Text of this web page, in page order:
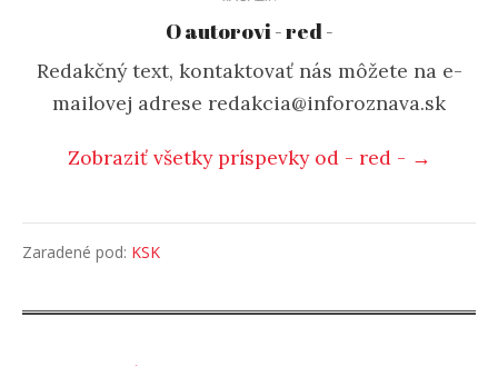
O autorovi - red -
Redakčný text, kontaktovať nás môžete na e-
mailovej adrese redakcia@inforoznava.sk
Zobraziť všetky príspevky od - red - →
Zaradené pod: KSK